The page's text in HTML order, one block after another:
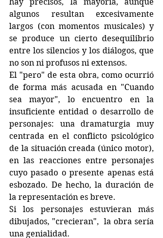
algunos resultan excesivamente
largos (con momentos musicales) y
se produce un cierto desequilibrio
entre los silencios y los diálogos, que
no son ni profusos ni extensos.
El "pero" de esta obra, como ocurrió
de forma más acusada en "Cuando
sea mayor", lo encuentro en la
insuficiente entidad o desarrollo de
personajes: una dramaturgia muy
centrada en el conflicto psicológico
de la situación creada (único motor),
en las reacciones entre personajes
cuyo pasado o presente apenas está
esbozado. De hecho, la duración de
la representación es breve.
Si los personajes estuvieran más
dibujados, "crecieran",  la obra sería
una genialidad.